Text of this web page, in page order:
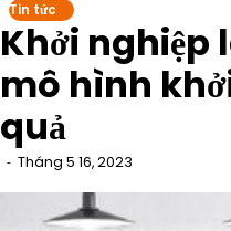
Tin tức
Khởi nghiệp
mô hình
quả
Tháng 5 16, 2023